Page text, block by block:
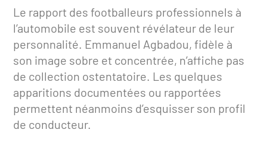
Le rapport des footballeurs professionnels à
l’automobile est souvent révélateur de leur
personnalité. Emmanuel Agbadou, fidèle à
son image sobre et concentrée, n’affiche pas
de collection ostentatoire. Les quelques
apparitions documentées ou rapportées
permettent néanmoins d’esquisser son profil
de conducteur.